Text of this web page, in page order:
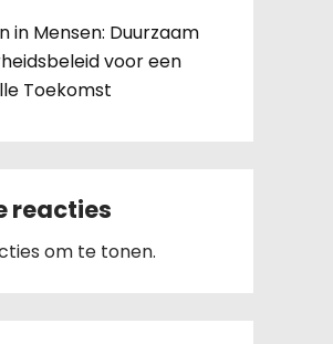
in Mensen: Duurzaam
voor een
Toekomst
reacties
om te tonen.